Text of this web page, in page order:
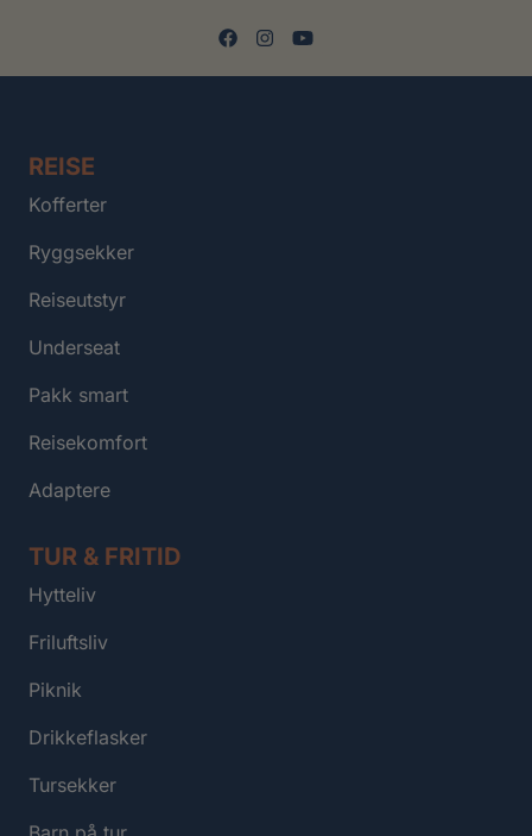
REISE
Kofferter
Ryggsekker
Reiseutstyr
Underseat
Pakk smart
Reisekomfort
Adaptere
TUR & FRITID
Hytteliv
Friluftsliv
Piknik
Drikkeflasker
Tursekker